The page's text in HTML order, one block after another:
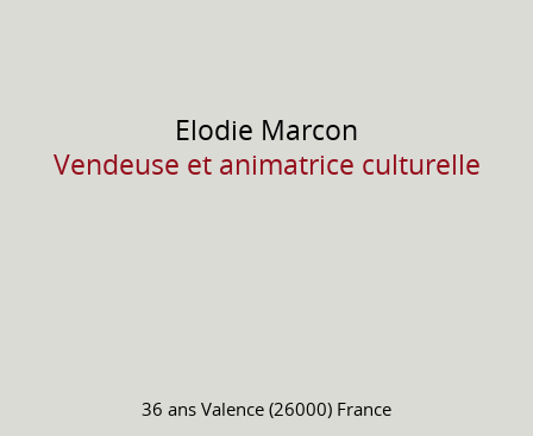
Elodie Marcon
Vendeuse et animatrice culturelle
36 ans Valence (26000) France